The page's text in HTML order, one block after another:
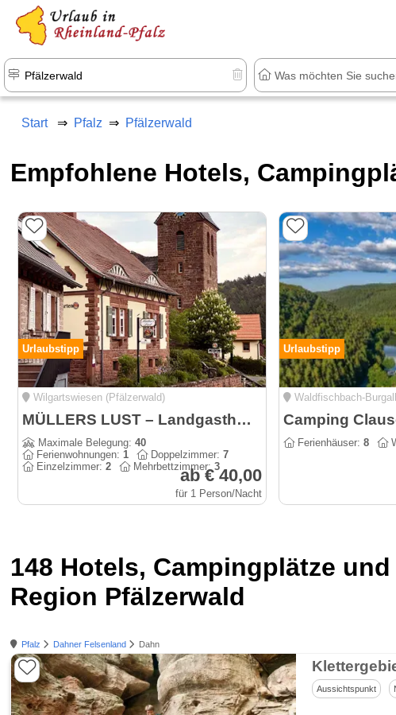
Start Pfalz Pfälzerwald
Empfohlene Hotels,
Urlaubstipp
Wilgartswiesen (Pfälzerwald)
MÜLLERS LUST – Landgasthof im Herzen der Natur
Maximale Belegung:40
Ferienwohnungen:1 Doppelzimmer:7
Einzelzimmer:2 Mehrbettzimmer:3
ab € 40,00
für 1 Person/Nacht
Urlaubstipp
Waldfischbach-
Ferienhäuser:8
148 Hotels, Campingplätze
Region Pfälzerwald
Pfalz Dahner Felsenland Dahn
Aussichtspunkt